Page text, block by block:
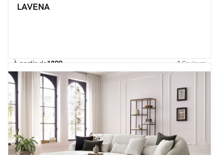
LAVENA
À partir de1899.- 3Couleurs
Découvrir toute la collection